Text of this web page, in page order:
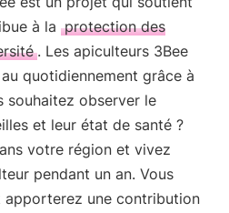
à la protection des
. Les apiculteurs 3Bee
quotidiennement grâce à
souhaitez observer le
et leur état de santé ?
votre région et vivez
pendant un an. Vous
une contribution